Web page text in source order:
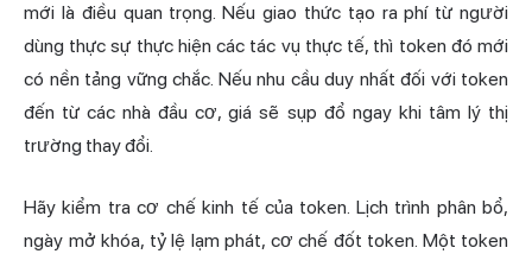
mới là điều quan trọng. Nếu giao thức tạo ra phí từ người
dùng thực sự thực hiện các tác vụ thực tế, thì token đó mới
có nền tảng vững chắc. Nếu nhu cầu duy nhất đối với token
đến từ các nhà đầu cơ, giá sẽ sụp đổ ngay khi tâm lý thị
trường thay đổi.
Hãy kiểm tra cơ chế kinh tế của token. Lịch trình phân bổ,
ngày mở khóa, tỷ lệ lạm phát, cơ chế đốt token. Một token